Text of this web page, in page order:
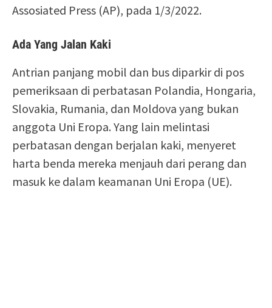
Assosiated Press (AP), pada 1/3/2022.
Ada Yang Jalan Kaki
Antrian panjang mobil dan bus diparkir di pos
pemeriksaan di perbatasan Polandia, Hongaria,
Slovakia, Rumania, dan Moldova yang bukan
anggota Uni Eropa. Yang lain melintasi
perbatasan dengan berjalan kaki, menyeret
harta benda mereka menjauh dari perang dan
masuk ke dalam keamanan Uni Eropa (UE).